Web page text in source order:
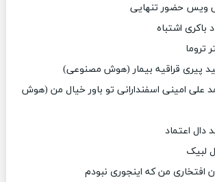
ویس حضور تنهایی
باکری اشتباه
تروما
پیری قراقیه بیمار (هوش مصنوعی)
علی امینی اسفندارانی تو باور خیال من (هوش
دال اعتماد
لبیک
افتخاری من که اینجوری نبودم